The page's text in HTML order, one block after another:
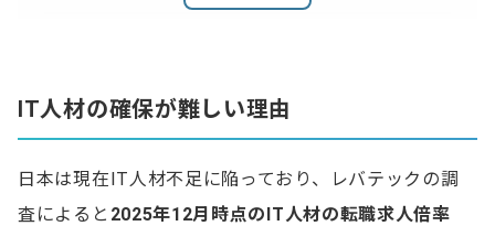
日本企業のDX進捗状況
IT人材の確保が難しい理由
日本は現在IT人材不足に陥っており、レバテックの調
査によると 2025年12月時点のIT人材の転職求人倍率